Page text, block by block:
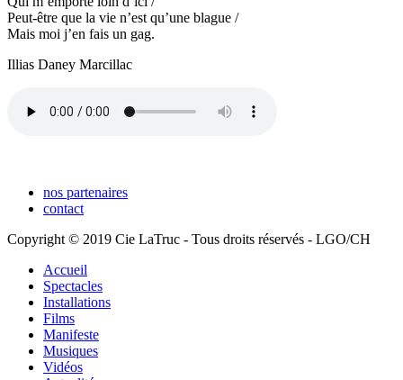
Peut-être que la vie n’est qu’une blague /
Mais moi j’en fais un gag.
Illias Daney Marcillac
nos partenaires
contact
Copyright © 2019 Cie LaTruc - Tous droits réservés - LGO/CH
Accueil
Spectacles
Installations
Films
Manifeste
Musiques
Vidéos